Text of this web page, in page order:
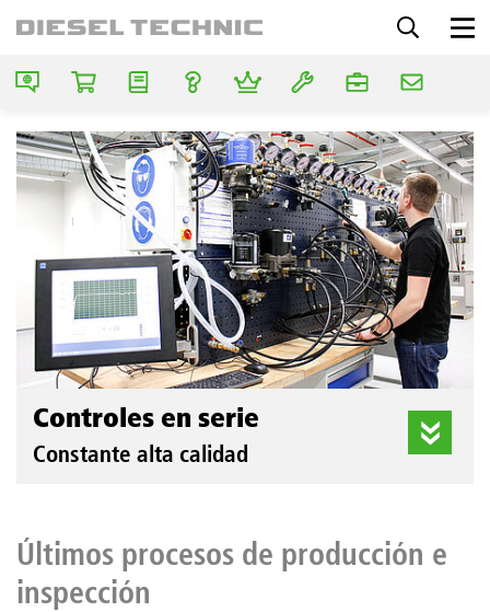
Controles en serie
Constante alta calidad
Últimos procesos de producción e
inspección